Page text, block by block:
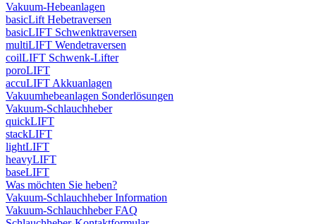
Vakuum-Hebeanlagen
basicLift Hebetraversen
basicLIFT Schwenktraversen
multiLIFT Wendetraversen
coilLIFT Schwenk-Lifter
poroLIFT
accuLIFT Akkuanlagen
Vakuumhebeanlagen Sonderlösungen
Vakuum-Schlauchheber
quickLIFT
stackLIFT
lightLIFT
heavyLIFT
baseLIFT
Was möchten Sie heben?
Vakuum-Schlauchheber Information
Vakuum-Schlauchheber FAQ